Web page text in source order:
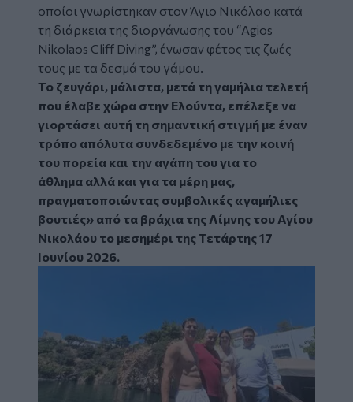
οποίοι γνωρίστηκαν στον Άγιο Νικόλαο κατά
τη διάρκεια της διοργάνωσης του “Agios
Nikolaos Cliff Diving”, ένωσαν φέτος τις ζωές
τους με τα δεσμά του γάμου.
Το ζευγάρι, μάλιστα, μετά τη γαμήλια τελετή
που έλαβε χώρα στην Ελούντα, επέλεξε να
γιορτάσει αυτή τη σημαντική στιγμή με έναν
τρόπο απόλυτα συνδεδεμένο με την κοινή
του πορεία και την αγάπη του για το
άθλημα αλλά και για τα μέρη μας,
πραγματοποιώντας συμβολικές «γαμήλιες
βουτιές» από τα βράχια της Λίμνης του Αγίου
Νικολάου το μεσημέρι της Τετάρτης 17
Ιουνίου 2026.